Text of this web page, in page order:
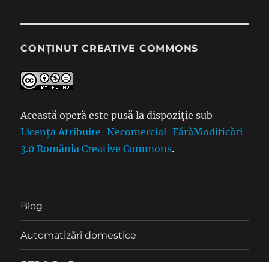
CONȚINUT CREATIVE COMMONS
Această operă este pusă la dispoziţie sub
Licenţa Atribuire-Necomercial-FărăModificări
3.0 România Creative Commons.
Blog
Automatizări domestice